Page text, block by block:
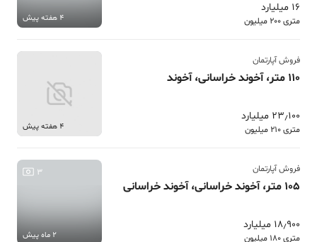
16 میلیارد
متری 200 میلیون 4 هفته پیش
فروش آپارتمان
110 متر، آخوند خراسانی، آخوند
23٫100 میلیارد
متری 210 میلیون 4 هفته پیش
فروش آپارتمان
105 متر، آخوند خراسانی، آخوند خراسانی
18٫900 میلیارد
متری 180 میلیون
3
2 ماه پیش